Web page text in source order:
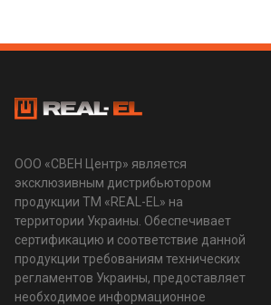
ООО «СВЕН Центр» является
эксклюзивным дистрибьютором
продукции ТМ «REAL-EL» на
территории Украины. Обеспечивает
сертификацию и соответствие данной
продукции требованиям технических
регламентов Украины, предоставляет
необходимое информационное